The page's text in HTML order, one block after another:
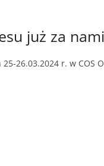
już za nami
26.03.2024 r. w COS